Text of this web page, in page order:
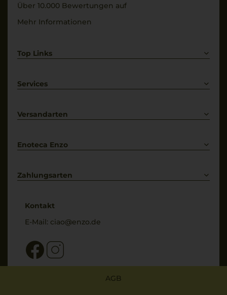
Über 10.000 Bewertungen auf
Mehr Informationen
Top Links
Weißwein
Services
Kontakt
Versandarten
Enoteca Enzo
Bewertungs-Richtlinien
Zahlungsarten
Kontakt
E-Mail: ciao@enzo.de
AGB